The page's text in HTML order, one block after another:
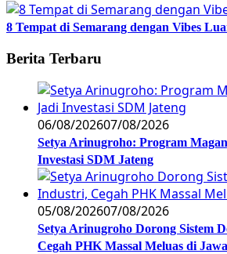
8 Tempat di Semarang dengan Vibes
Berita Terbaru
06/08/202607/08/2026
Setya Arinugroho: Program
Investasi SDM Jateng
05/08/202607/08/2026
Setya Arinugroho Dorong Sistem
Cegah PHK Massal Meluas di